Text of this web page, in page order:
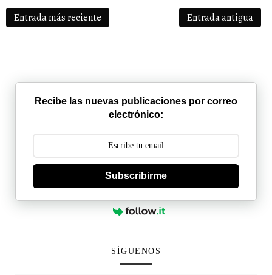
Entrada más reciente Entrada antigua
Recibe las nuevas publicaciones por correo
electrónico:
Subscribirme
SÍGUENOS